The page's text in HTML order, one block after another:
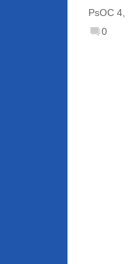
PsOC 4,
0